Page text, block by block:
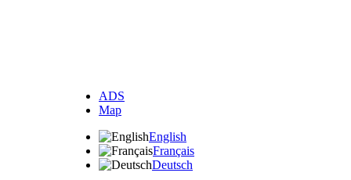
ADS
Map
English
Français
Deutsch